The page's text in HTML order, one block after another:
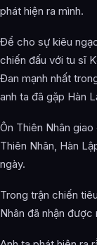
phát hiện ra mình.
Để cho sự kiêu
chiến đấu với tu sĩ
Đan mạnh nhất
anh ta đã gặp Hàn
Ôn Thiên Nhân
Thiên Nhân, Hàn
ngày.
Trong trận chiến
Nhân đã nhận